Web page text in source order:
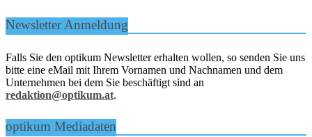
Newsletter Anmeldung
Falls Sie den optikum Newsletter erhalten wollen, so senden Sie uns
bitte eine eMail mit Ihrem Vornamen und Nachnamen und dem
Unternehmen bei dem Sie beschäftigt sind an
redaktion@optikum.at.
optikum Mediadaten